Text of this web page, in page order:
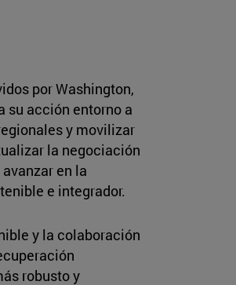
por Washington,
su acción entorno a
y movilizar
la negociación
en la
e integrador.
y la colaboración
robusto y